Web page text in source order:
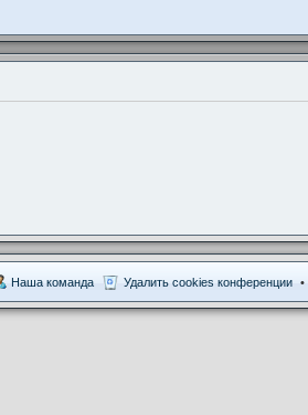
Удалить cookies конференции
Наша команда